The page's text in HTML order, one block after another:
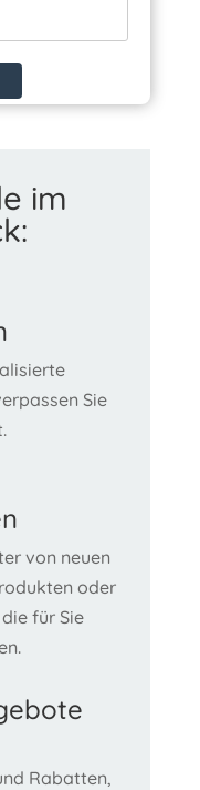
im
Sie
von neuen
oder
für Sie
Rabatten,